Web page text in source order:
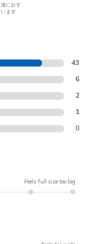
におす
ます
43
6
2
1
0
Feels full size too big